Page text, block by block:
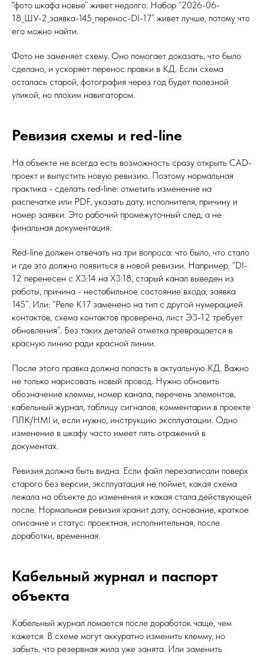
“фото шкафа новые” живет недолго. Набор “2026-06-
18_ШУ-2_заявка-145_перенос-DI-17” живет лучше, потому что
его можно найти.
Фото не заменяет схему. Оно помогает доказать, что было
сделано, и ускоряет перенос правки в КД. Если схема
осталась старой, фотография через год будет полезной
уликой, но плохим навигатором.
Ревизия схемы и red-line
На объекте не всегда есть возможность сразу открыть CAD-
проект и выпустить новую ревизию. Поэтому нормальная
практика - сделать red-line: отметить изменение на
распечатке или PDF, указать дату, исполнителя, причину и
номер заявки. Это рабочий промежуточный след, а не
финальная документация.
Red-line должен отвечать на три вопроса: что было, что стало
и где это должно появиться в новой ревизии. Например: “DI-
12 перенесен с X3:14 на X3:18, старый канал выведен из
работы, причина - нестабильное состояние входа, заявка
145”. Или: “Реле K17 заменено на тип с другой нумерацией
контактов, схема контактов проверена, лист Э3-12 требует
обновления”. Без таких деталей отметка превращается в
красную линию ради красной линии.
После этого правка должна попасть в актуальную КД. Важно
не только нарисовать новый провод. Нужно обновить
обозначение клеммы, номер канала, перечень элементов,
кабельный журнал, таблицу сигналов, комментарии в проекте
ПЛК/HMI и, если нужно, инструкцию эксплуатации. Одно
изменение в шкафу часто имеет пять отражений в
документах.
Ревизия должна быть видна. Если файл перезаписали поверх
старого без версии, эксплуатация не поймет, какая схема
лежала на объекте до изменения и какая стала действующей
после. Нормальная ревизия хранит дату, основание, краткое
описание и статус: проектная, исполнительная, после
доработки, временная.
Кабельный журнал и паспорт
объекта
Кабельный журнал ломается после доработок чаще, чем
кажется. В схеме могут аккуратно изменить клемму, но
забыть, что резервная жила уже занята. Или заменить